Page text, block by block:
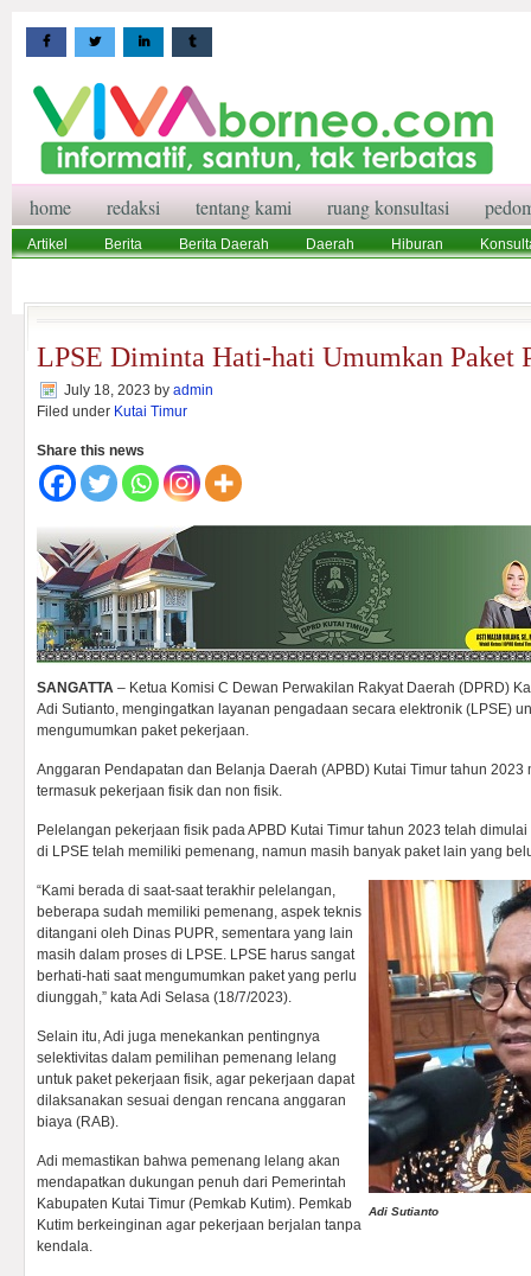
home redaksi tentang kami ruang konsultasi
Artikel Berita Berita Daerah Daerah Hiburan
LPSE Diminta Hati-hati Umumkan Paket
July 18, 2023 by admin
Filed under Kutai Timur
Share this news
SANGATTA – Ketua Komisi C Dewan Perwakilan Rakyat Daerah (DPRD)
Adi Sutianto, mengingatkan layanan pengadaan secara elektronik (LPSE)
mengumumkan paket pekerjaan.
Anggaran Pendapatan dan Belanja Daerah (APBD) Kutai Timur tahun 2023
termasuk pekerjaan fisik dan non fisik.
Pelelangan pekerjaan fisik pada APBD Kutai Timur tahun 2023 telah
di LPSE telah memiliki pemenang, namun masih banyak paket lain yang
Adi Sutianto
“Kami berada di saat-saat terakhir pelelangan,
beberapa sudah memiliki pemenang, aspek teknis
ditangani oleh Dinas PUPR, sementara yang lain
masih dalam proses di LPSE. LPSE harus sangat
berhati-hati saat mengumumkan paket yang perlu
diunggah,” kata Adi Selasa (18/7/2023).
Selain itu, Adi juga menekankan pentingnya
selektivitas dalam pemilihan pemenang lelang
untuk paket pekerjaan fisik, agar pekerjaan dapat
dilaksanakan sesuai dengan rencana anggaran
biaya (RAB).
Adi memastikan bahwa pemenang lelang akan
mendapatkan dukungan penuh dari Pemerintah
Kabupaten Kutai Timur (Pemkab Kutim). Pemkab
Kutim berkeinginan agar pekerjaan berjalan tanpa
kendala.